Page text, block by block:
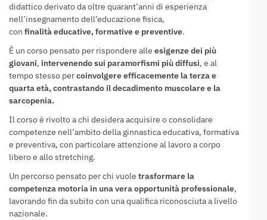
didattico derivato da oltre quarant’anni di esperienza
nell’insegnamento dell’educazione fisica,
con finalitàeducative, formative e preventive.
È un corso pensato per rispondere alle esigenze dei più
giovani, intervenendo sui paramorfismi più diffusi, e al
tempo stesso percoinvolgere efficacemente la terza e
quarta età, contrastando il decadimento muscolare e la
sarcopenia.
Il corso è rivolto a chi desidera acquisire o consolidare
competenze nell’ambito della ginnastica educativa, formativa
e preventiva, con particolare attenzione al lavoro a corpo
libero e allo stretching.
Un percorso pensato per chi vuole trasformare la
competenza motoria in una vera opportunità professionale,
lavorando fin da subito con una qualifica riconosciuta a livello
nazionale.